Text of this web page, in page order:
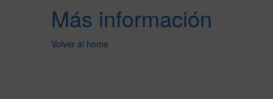
Más información
Volver al home